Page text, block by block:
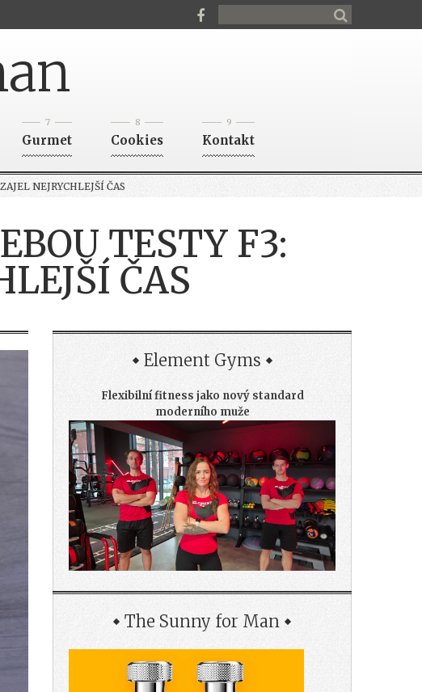
7
Gurmet
8
Cookies
9
Kontakt
NEJRYCHLEJŠÍ ČAS
TESTY F3:
ČAS
Element Gyms
Flexibilní fitness jako nový standard
moderního muže
The Sunny for Man